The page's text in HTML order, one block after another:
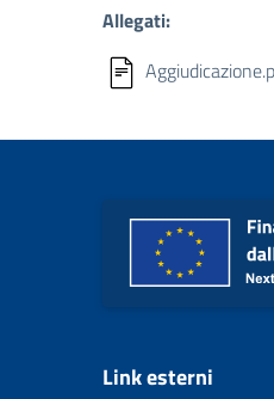
Allegati:
Link esterni